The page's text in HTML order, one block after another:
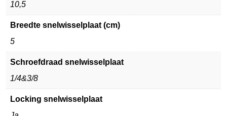
10,5
Breedte snelwisselplaat (cm)
5
Schroefdraad snelwisselplaat
1/4&3/8
Locking snelwisselplaat